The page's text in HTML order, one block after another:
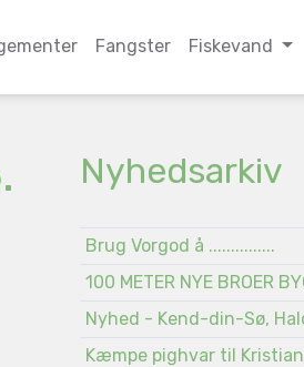
Fangster Fiskevand
Nyhedsarkiv
Brug Vorgod å ...............
100 METER NYE BROER
Nyhed - Kend-din-Sø,
Kæmpe pighvar til Kristian